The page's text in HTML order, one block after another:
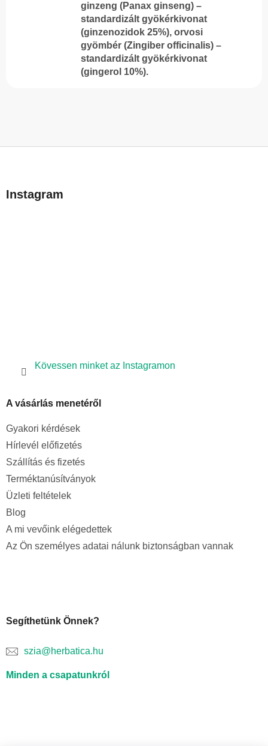
ginzeng (Panax ginseng) –
standardizált gyökérkivonat
(ginzenozidok 25%), orvosi
gyömbér (Zingiber officinalis) –
standardizált gyökérkivonat
(gingerol 10%).
bInstagram
Kövessen minket az Instagramon
A vásárlás menetéről
Gyakori kérdések
Hírlevél előfizetés
Szállítás és fizetés
Terméktanúsítványok
Üzleti feltételek
Blog
A mi vevőink elégedettek
Az Ön személyes adatai nálunk biztonságban vannak
Segíthetünk Önnek?
szia@herbatica.hu
Minden a csapatunkról